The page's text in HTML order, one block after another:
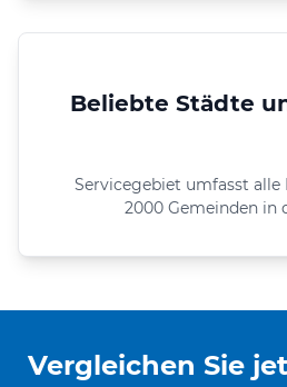
Beliebte Städte
Servicegebiet umfasst alle
2000 Gemeinden in
Vergleichen Sie